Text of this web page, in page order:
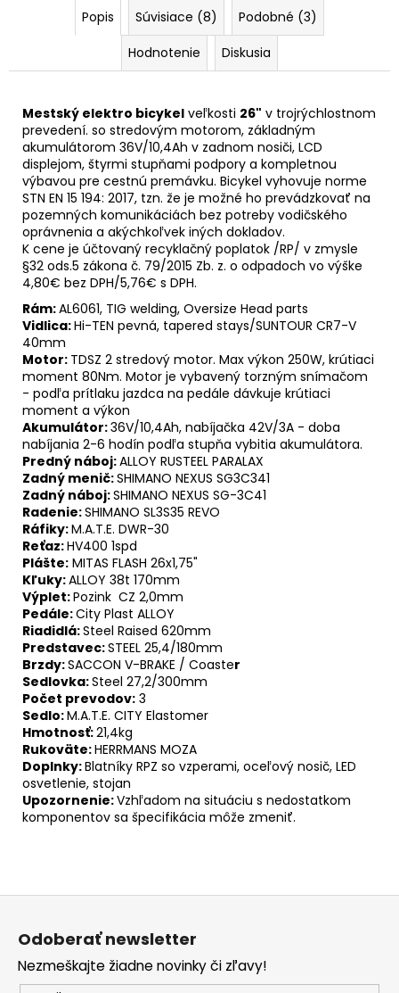
Popis Súvisiace (8)
Podobné (3)
Hodnotenie
Diskusia
Mestský elektro bicykel veľkosti 26" v trojrýchlostnom
prevedení. so stredovým motorom, základným
akumulátorom 36V/10,4Ah v zadnom nosiči, LCD
displejom, štyrmi stupňami podpory a kompletnou
výbavou pre cestnú premávku. Bicykel vyhovuje norme
STN EN 15 194: 2017, tzn. že je možné ho prevádzkovať na
pozemných komunikáciách bez potreby vodičského
oprávnenia a akýchkoľvek iných dokladov.
K cene je účtovaný recyklačný poplatok /RP/ v zmysle
§32 ods.5 zákona č. 79/2015 Zb. z. o odpadoch vo výške
4,80€ bez DPH/5,76€ s DPH.
Rám:AL6061, TIG welding, Oversize Head parts
Vidlica:Hi-TEN pevná, tapered stays/SUNTOUR CR7-V
40mm
Motor: TDSZ 2 stredový motor. Max výkon 250W, krútiaci
moment 80Nm. Motor je vybavený torzným snímačom
- podľa prítlaku jazdca na pedále dávkuje krútiaci
moment a výkon
Akumulátor:36V/10,4Ah, nabíjačka 42V/3A - doba
nabíjania 2-6 hodín podľa stupňa vybitia akumulátora.
Predný náboj:ALLOY RUSTEEL PARALAX
Zadný menič:SHIMANO NEXUS SG3C341
Zadný náboj:SHIMANO NEXUS SG-3C41
Radenie:SHIMANO SL3S35 REVO
Ráfiky:M.A.T.E. DWR-30
Reťaz:HV400 1spd
Plášte: MITAS FLASH 26x1,75"
Kľuky:ALLOY 38t 170mm
Výplet:Pozink CZ 2,0mm
Pedále:City Plast ALLOY
Riadidlá:Steel Raised 620mm
Predstavec:STEEL 25,4/180mm
Brzdy:SACCON V-BRAKE / Coaster
Sedlovka:Steel 27,2/300mm
Počet prevodov: 3
Sedlo:M.A.T.E. CITY Elastomer
Hmotnosť:21,4kg
Rukoväte:HERRMANS MOZA
Doplnky:Blatníky RPZ so vzperami, oceľový nosič, LED
osvetlenie, stojan
Upozornenie:Vzhľadom na situáciu s nedostatkom
komponentov sa špecifikácia môže zmeniť.
Z
Odoberať newsletter
Nezmeškajte žiadne novinky či zľavy!